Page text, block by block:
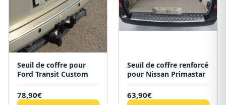
Seuil de coffre pour
Ford Transit Custom
78,90€
Seuil de coffre renforcé
pour Nissan Primastar
63,90€